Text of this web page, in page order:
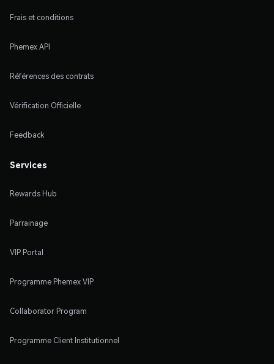
Frais et conditions
Phemex API
Références des contrats
Vérification Officielle
Feedback
Services
Rewards Hub
Parrainage
VIP Portal
Programme Phemex VIP
Collaborator Program
Programme Client Institutionnel